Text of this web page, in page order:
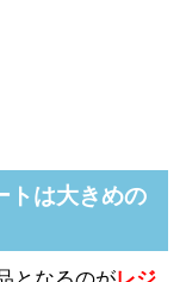
トは大きめの